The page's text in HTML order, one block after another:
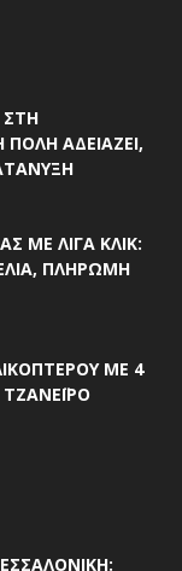
ΣΤΗ
ΑΔΕΙΆΖΕΙ,
ΜΕ ΛΊΓΑ ΚΛΙΚ:
ΠΛΗΡΩΜΉ
ΜΕ 4